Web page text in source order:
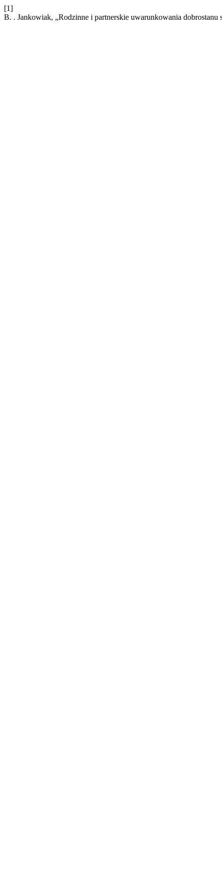
[1]
B. . Jankowiak, „Rodzinne i partnerskie uwarunkowania dobrostanu